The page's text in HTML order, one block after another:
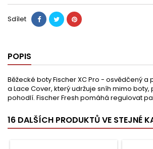
Sdílet
POPIS
Běžecké boty Fischer XC Pro - osvědčený a
a Lace Cover, který udržuje sníh mimo
pohodlí. Fischer Fresh pomáhá regulovat
16 DALŠÍCH PRODUKTŮ VE STEJNÉ